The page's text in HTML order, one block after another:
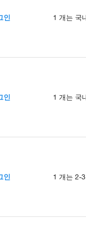
인 1 개는 국
인 1 개는 국
인 1 개는 2-